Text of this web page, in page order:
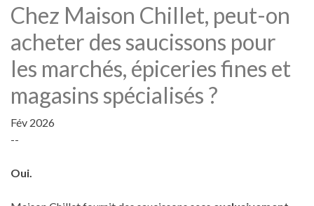
Chez Maison Chillet, peut-on
acheter des saucissons pour
les marchés, épiceries fines et
magasins spécialisés ?
Fév 2026
--
Oui.